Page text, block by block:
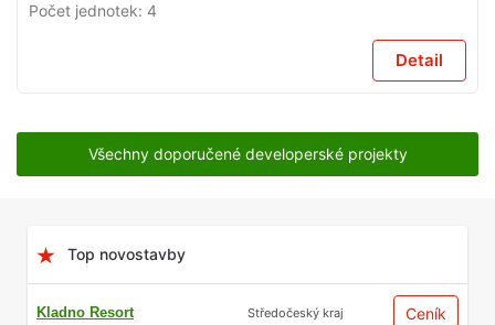
Počet jednotek: 4
Detail
Všechny doporučené developerské projekty
Top novostavby
Kladno Resort Středočeský kraj Ceník